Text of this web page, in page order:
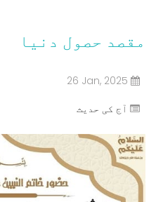
مقصد حصول دنیا
26 Jan, 2025
آج کی حدیث